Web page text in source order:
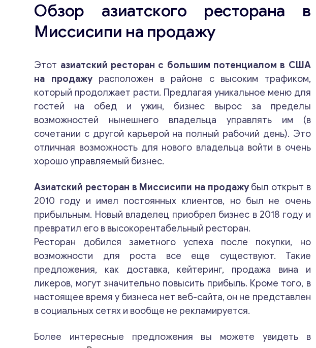
Отправьте нам
Ваши комментарии
Обзор азиатского ресторана в
Миссисипи на продажу
Этот азиатский ресторан с большим потенциалом в США
на продажурасположен в районе с высоким трафиком,
который продолжает расти. Предлагая уникальное меню для
гостей на обед и ужин, бизнес вырос за пределы
возможностей нынешнего владельца управлять им (в
сочетании с другой карьерой на полный рабочий день). Это
отличная возможность для нового владельца войти в очень
хорошо управляемый бизнес.
Азиатский ресторан в Миссисипи на продажубыл открыт в
2010 году и имел постоянных клиентов, но был не очень
прибыльным. Новый владелец приобрел бизнес в 2018 году и
превратил его в высокорентабельный ресторан.
Ресторан добился заметного успеха после покупки, но
возможности для роста все еще существуют. Такие
предложения, как доставка, кейтеринг, продажа вина и
ликеров, могут значительно повысить прибыль. Кроме того, в
настоящее время у бизнеса нет веб-сайта, он не представлен
в социальных сетях и вообще не рекламируется.
Более интересные предложения вы можете увидеть в